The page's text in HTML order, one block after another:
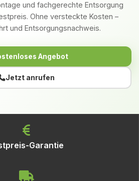
und fachgerechte Entsorgung
Ohne versteckte Kosten –
und Entsorgungsnachweis.
Angebot
Jetzt anrufen
Garantie